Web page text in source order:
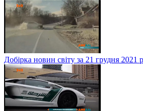
Добірка новин світу за 21 грудня 2021